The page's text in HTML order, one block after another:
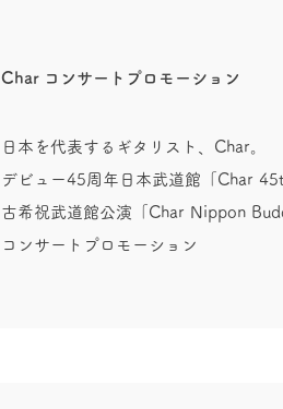
Char コンサートプロモーション
日本を代表するギタリスト、Char。
デビュー45周年日 本武道館「Char
古希祝武道館公演「Char Nippon
コンサートプロモーション